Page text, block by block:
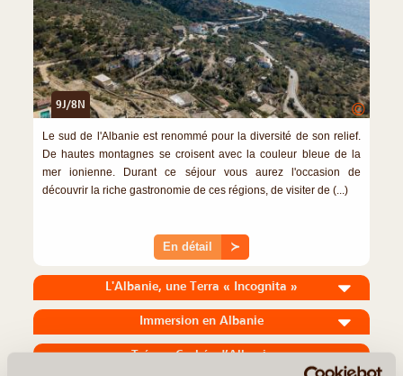
9J/8N ©
Le sud de l'Albanie est renommé pour la diversité de son relief.
De hautes montagnes se croisent avec la couleur bleue de la
mer ionienne. Durant ce séjour vous aurez l'occasion de
découvrir la riche gastronomie de ces régions, de visiter de (...)
En détail ≻
L'Albanie, une Terra « Incognita »
Immersion en Albanie
Trésors Cachés d’Albanie